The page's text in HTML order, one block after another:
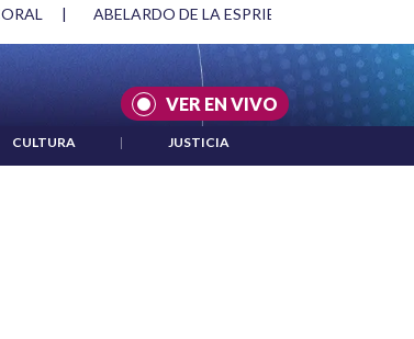
| ABELARDO DE LA ESPRIELLA Y DMG
VER EN VIVO
CULTURA | JUSTICIA